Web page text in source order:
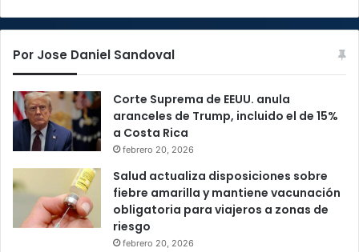
Por Jose Daniel Sandoval
Corte Suprema de EEUU. anula
aranceles de Trump, incluido el de 15%
a Costa Rica
febrero 20, 2026
Salud actualiza disposiciones sobre
fiebre amarilla y mantiene vacunación
obligatoria para viajeros a zonas de
riesgo
febrero 20, 2026